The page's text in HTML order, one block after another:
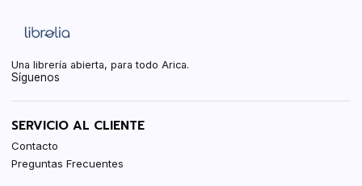
Una librería abierta, para todo Arica.
Síguenos
SERVICIO AL CLIENTE
Contacto
Preguntas Frecuentes